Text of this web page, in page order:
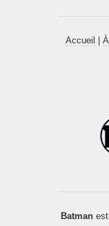
Accueil
Batmanest